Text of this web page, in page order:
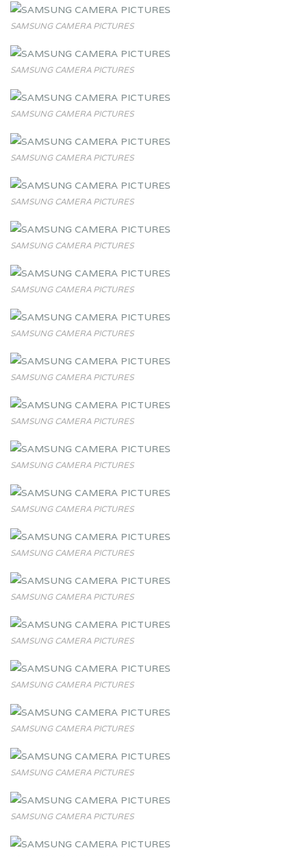
SAMSUNG CAMERA PICTURES
SAMSUNG CAMERA PICTURES
SAMSUNG CAMERA PICTURES
SAMSUNG CAMERA PICTURES
SAMSUNG CAMERA PICTURES
SAMSUNG CAMERA PICTURES
SAMSUNG CAMERA PICTURES
SAMSUNG CAMERA PICTURES
SAMSUNG CAMERA PICTURES
SAMSUNG CAMERA PICTURES
SAMSUNG CAMERA PICTURES
SAMSUNG CAMERA PICTURES
SAMSUNG CAMERA PICTURES
SAMSUNG CAMERA PICTURES
SAMSUNG CAMERA PICTURES
SAMSUNG CAMERA PICTURES
SAMSUNG CAMERA PICTURES
SAMSUNG CAMERA PICTURES
SAMSUNG CAMERA PICTURES